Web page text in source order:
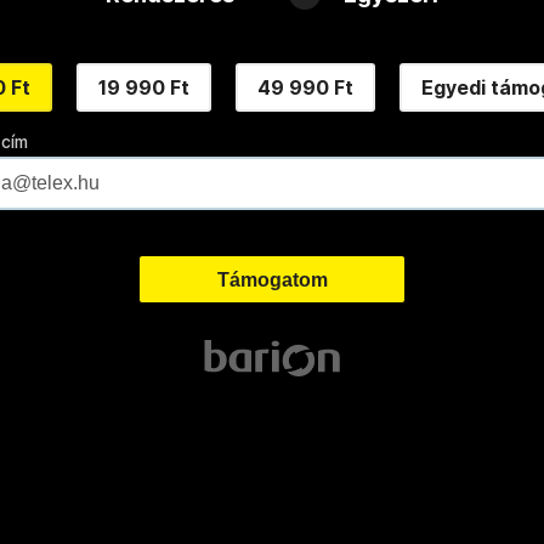
Ft 19 990 Ft 49 990 Ft Egyedi